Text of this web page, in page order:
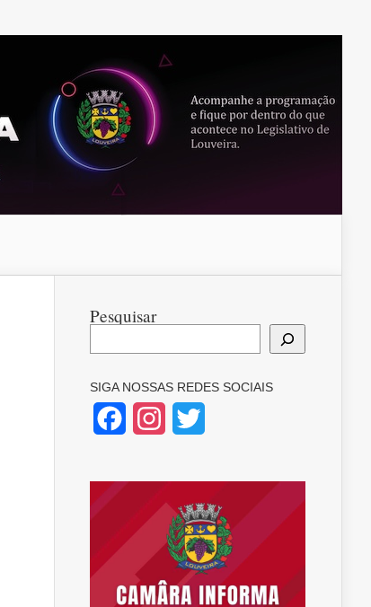
Pesquisar
SIGA NOSSAS REDES SOCIAIS
FacebookInstagram